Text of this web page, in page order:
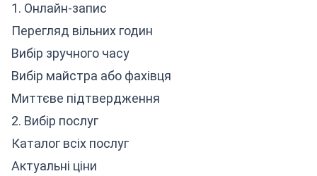
1. Онлайн-запис
Перегляд вільних годин
Вибір зручного часу
Вибір майстра або фахівця
Миттєве підтвердження
2. Вибір послуг
Каталог всіх послуг
Актуальні ціни